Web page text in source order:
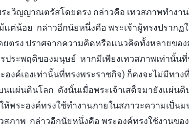
ะวิญญาณตรัสโดยตรง กล่าวคือ เทวสภาพทำงา
ต่น้อย กล่าวอีกนัยหนึ่งคือ พระเจ้าผู้ทรงปรากฏ
ยตรง ปราศจากความคิดหรือแนวคิดทั้งหลายขอ
ประพฤติของมนุษย์ หากมีเพียงเทวสภาพเท่านั้น
ะองค์เองเท่านั้นที่ทรงพระราชกิจ) ก็คงจะไม่มีทา
นแผ่นดินโลก ดังนั้นเมื่อพระเจ้าเสด็จมายังแผ่น
ห้พระองค์ทรงใช้ทำงานภายในสภาวะความเป็น
สภาพ กล่าวอีกนัยหนึ่งคือ พระองค์ทรงใช้งานข